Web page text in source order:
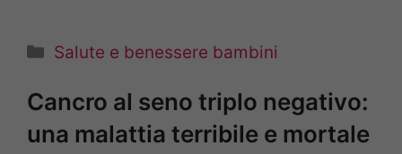
Categorie
Salute e benessere bambini
Cancro al seno triplo negativo:
una malattia terribile e mortale